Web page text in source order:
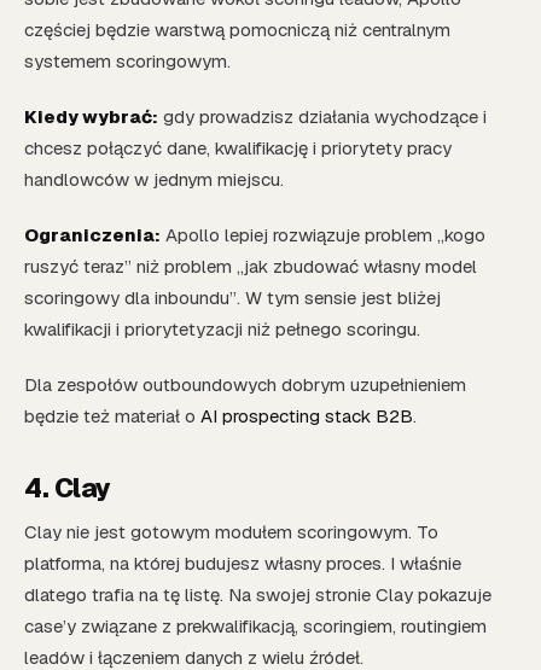
częściej będzie warstwą pomocniczą niż centralnym
systemem scoringowym.
Kiedy wybrać: gdy prowadzisz działania wychodzące i
chcesz połączyć dane, kwalifikację i priorytety pracy
handlowców w jednym miejscu.
Ograniczenia: Apollo lepiej rozwiązuje problem „kogo
ruszyć teraz” niż problem „jak zbudować własny model
scoringowy dla inboundu”. W tym sensie jest bliżej
kwalifikacji i priorytetyzacji niż pełnego scoringu.
Dla zespołów outboundowych dobrym uzupełnieniem
będzie też materiał o AI prospecting stack B2B.
4. Clay
Clay nie jest gotowym modułem scoringowym. To
platforma, na której budujesz własny proces. I właśnie
dlatego trafia na tę listę. Na swojej stronie Clay pokazuje
case’y związane z prekwalifikacją, scoringiem, routingiem
leadów i łączeniem danych z wielu źródeł.